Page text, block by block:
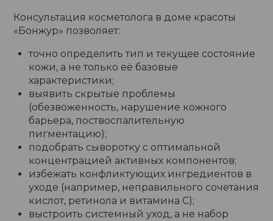
Консультация косметолога в доме красоты
«Бонжур» позволяет:
точно определить тип и текущее состояние
кожи, а не только её базовые
характеристики;
выявить скрытые проблемы
(обезвоженность, нарушение кожного
барьера, поствоспалительную
пигментацию);
подобрать сыворотку с оптимальной
концентрацией активных компонентов;
избежать конфликтующих ингредиентов в
уходе (например, неправильного сочетания
кислот, ретинола и витамина C);
выстроить системный уход, а не набор